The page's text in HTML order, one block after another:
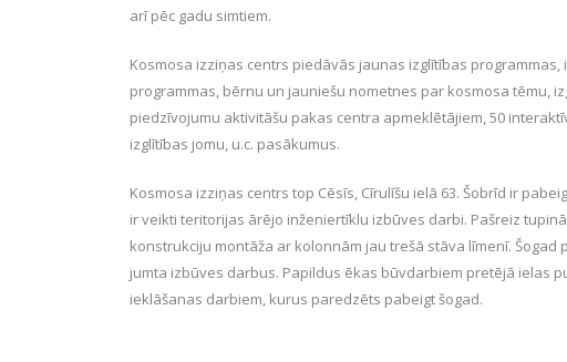
arī pēc gadu simtiem.
Kosmosa izziņas centrs piedāvās jaunas izglītības
programmas, bērnu un jauniešu nometnes par kosmosa tēmu,
piedzīvojumu aktivitāšu pakas centra apmeklētājiem, 50
izglītības jomu, u.c. pasākumus.
Kosmosa izziņas centrs top Cēsīs, Cīrulīšu ielā 63. Šobrīd ir
ir veikti teritorijas ārējo inženiertīklu izbūves darbi. Pašreiz
konstrukciju montāža ar kolonnām jau trešā stāva līmenī.
jumta izbūves darbus. Papildus ēkas būvdarbiem pretējā ielas
ieklāšanas darbiem, kurus paredzēts pabeigt šogad.